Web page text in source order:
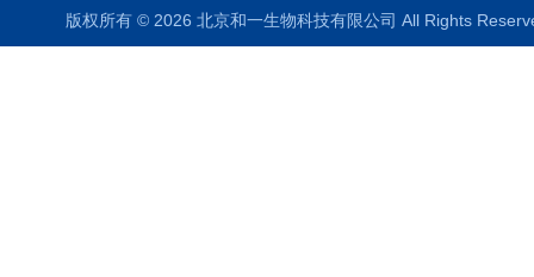
版权所有 © 2026 北京和一生物科技有限公司 All Rights